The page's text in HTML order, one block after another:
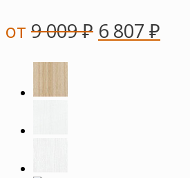
от 9 009₽ 6 807 ₽